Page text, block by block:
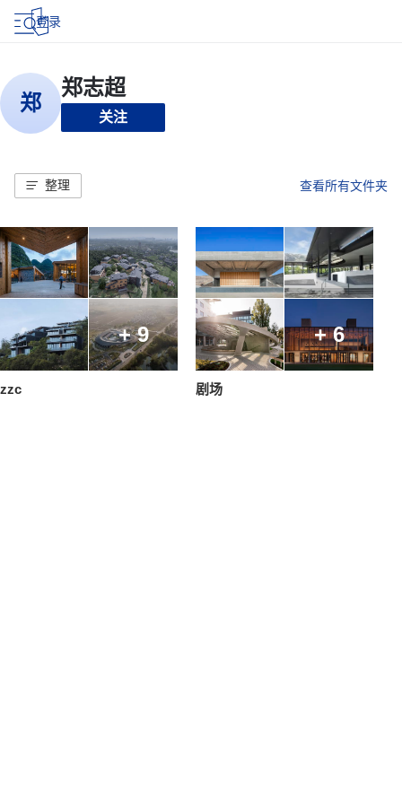
登录
关注
整理 查看所有文件夹
+ 9
zzc
+ 6
剧场